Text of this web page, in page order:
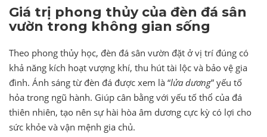
Giá trị phong thủy của đèn đá sân
vườn trong không gian sống
Theo phong thủy học, đèn đá sân vườn đặt ở vị trí đúng có
khả năng kích hoạt vượng khí, thu hút tài lộc và bảo vệ gia
đình. Ánh sáng từ đèn đá được xem là “lửa dương” yếu tố
hỏa trong ngũ hành. Giúp cân bằng với yếu tố thổ của đá
thiên nhiên, tạo nên sự hài hòa âm dương cực kỳ có lợi cho
sức khỏe và vận mệnh gia chủ.